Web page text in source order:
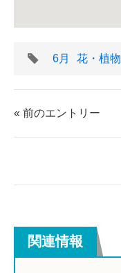
タ
6月 花・植物
« 前のエントリー
関連情報